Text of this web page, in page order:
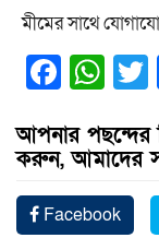
মীমের সাথে
আপনার পছন্দের
করুন, আমাদের
Facebook